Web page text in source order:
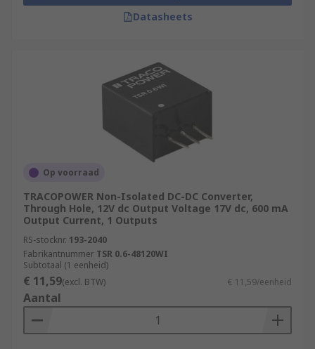
Datasheets
Op voorraad
TRACOPOWER Non-Isolated DC-DC Converter,
Through Hole, 12V dc Output Voltage 17V dc, 600 mA
Output Current, 1 Outputs
RS-stocknr. 193-2040
Fabrikantnummer TSR 0.6-48120WI
Subtotaal (1 eenheid)
€ 11,59(excl. BTW) € 11,59/eenheid
Aantal